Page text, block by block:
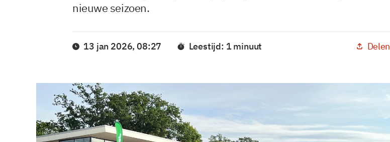
nieuwe seizoen.
13 jan 2026, 08:27 Leestijd: 1 minuut Delen